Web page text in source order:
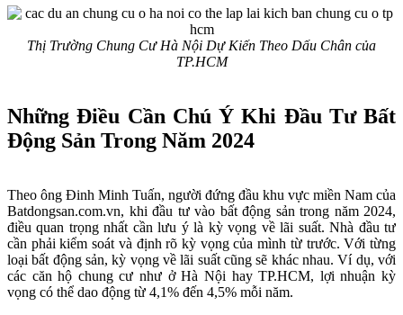
Thị Trường Chung Cư Hà Nội Dự Kiến Theo Dấu Chân của
TP.HCM
Những Điều Cần Chú Ý Khi Đầu Tư Bất
Động Sản Trong Năm 2024
Theo ông Đinh Minh Tuấn, người đứng đầu khu vực miền Nam của
Batdongsan.com.vn, khi đầu tư vào bất động sản trong năm 2024,
điều quan trọng nhất cần lưu ý là kỳ vọng về lãi suất. Nhà đầu tư
cần phải kiểm soát và định rõ kỳ vọng của mình từ trước. Với từng
loại bất động sản, kỳ vọng về lãi suất cũng sẽ khác nhau. Ví dụ, với
các căn hộ chung cư như ở Hà Nội hay TP.HCM, lợi nhuận kỳ
vọng có thể dao động từ 4,1% đến 4,5% mỗi năm.